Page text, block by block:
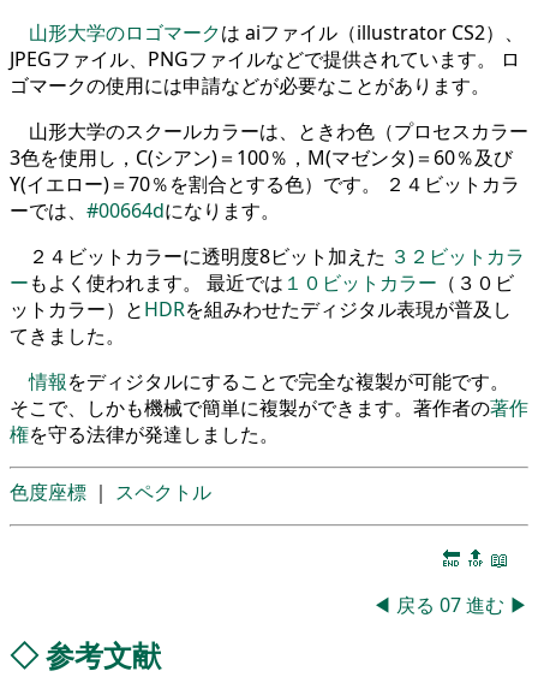
山形大学のロゴマークは aiファイル（illustrator CS2）、
JPEGファイル、PNGファイルなどで提供されています。 ロ
ゴマークの使用には申請などが必要なことがあります。
山形大学のスクールカラーは、ときわ色（プロセスカラー
3色を使用し，C(シアン)＝100％，M(マゼンタ)＝60％及び
Y(イエロー)＝70％を割合とする色）です。 ２４ビットカラ
ーでは、 #00664dになります。
２４ビットカラーに透明度8ビット加えた ３２ビットカラ
ーもよく使われます。 最近では １０ビットカラー （３０ビ
ットカラー）とHDRを組みわせたディジタル表現が普及し
てきました。
情報をディジタルにすることで完全な複製が可能です。
そこで、しかも機械で簡単に複製ができます。著作者の著作
権を守る法律が発達しました。
色度座標 ｜ スペクトル
🔚 🔝 📖
◀ 戻る 07進む ▶
◇参考文献